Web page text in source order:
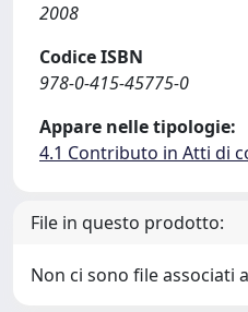
2008
Codice ISBN
978-0-415-45775-0
Appare nelle tipologie:
4.1 Contributo in Atti di
File in questo prodotto:
Non ci sono file associati